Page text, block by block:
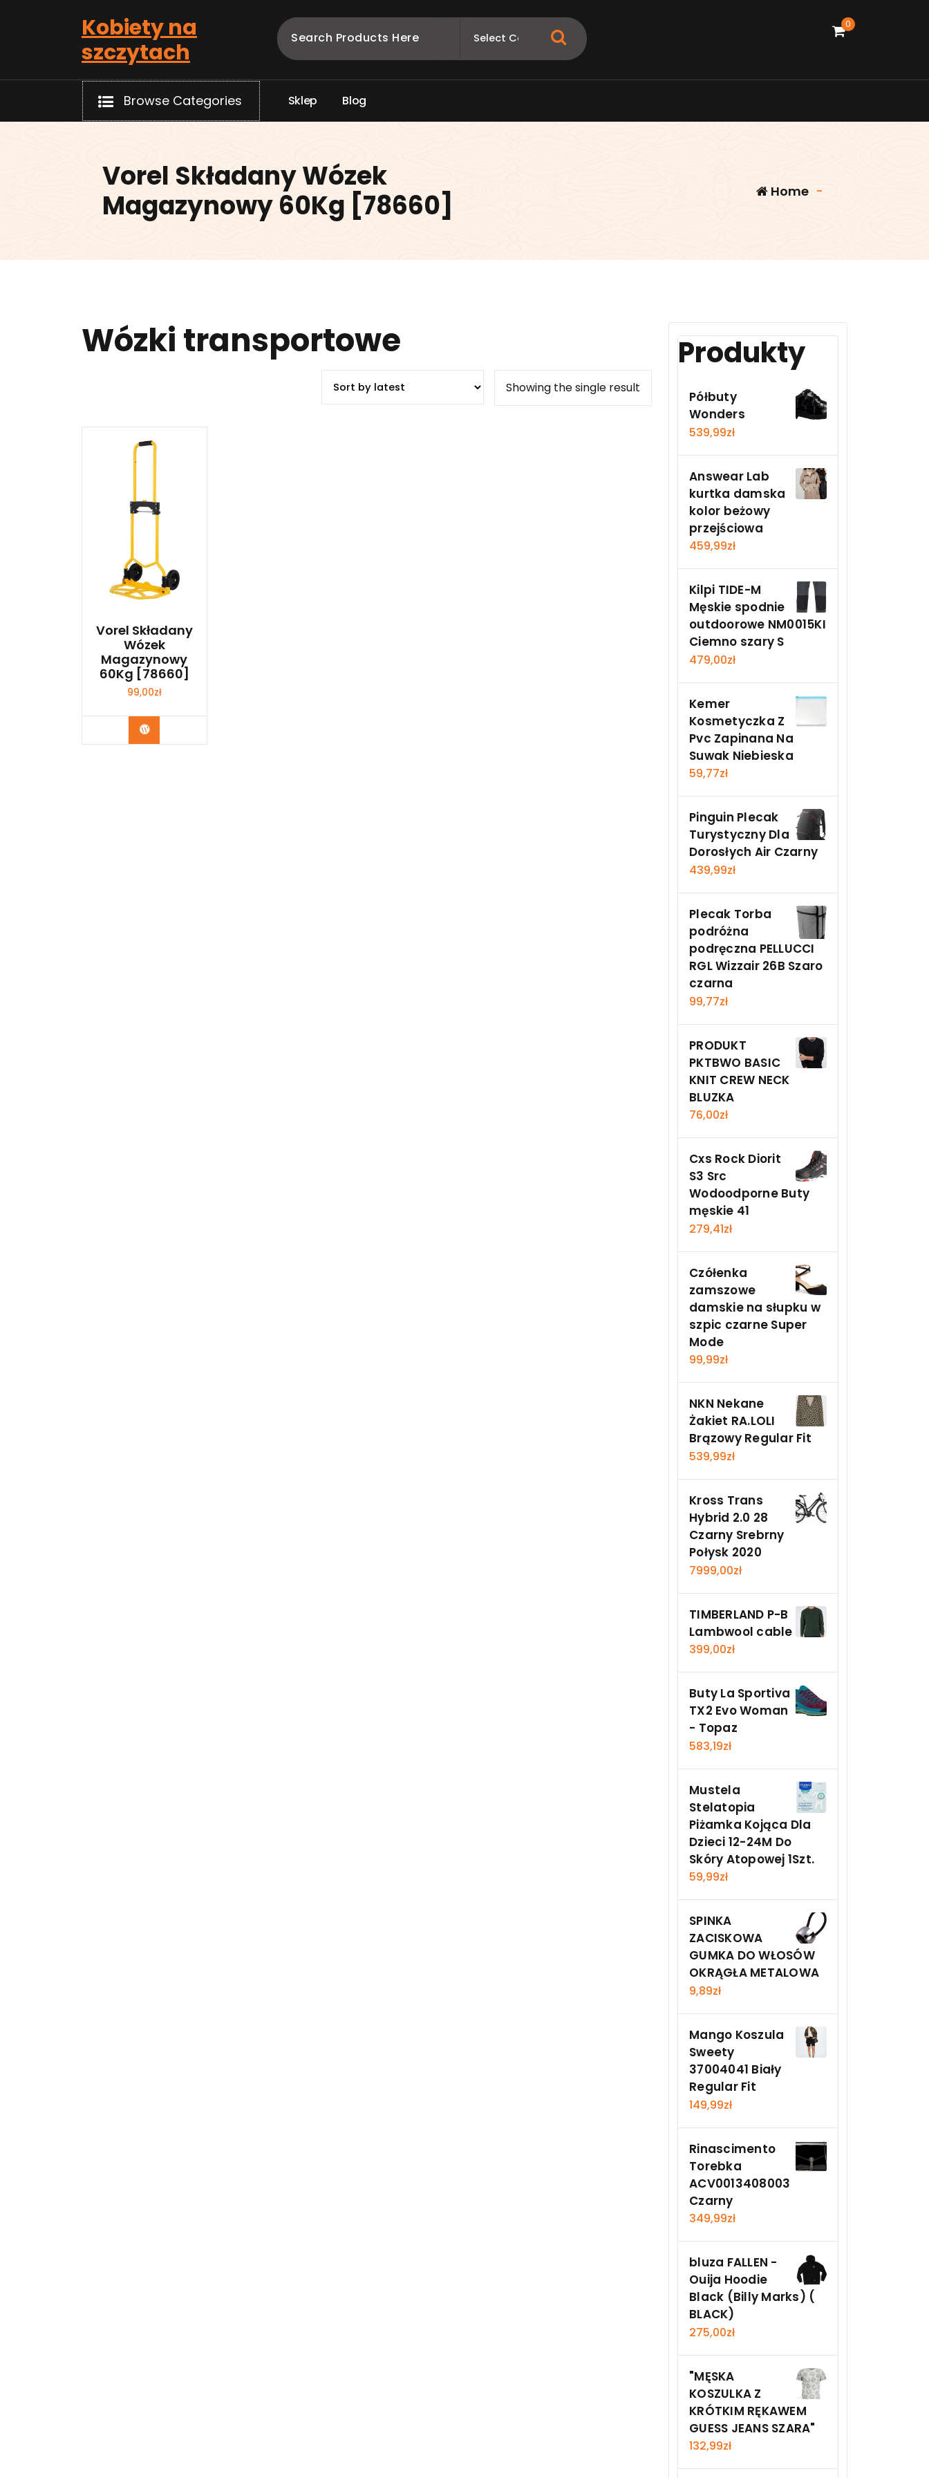
Kobiety na
szczytach
0
Browse Categories Sklep Blog
Vorel Składany Wózek
Magazynowy 60Kg [78660]
Home -
Wózki transportowe
Showing the single result
Vorel Składany
Wózek
Magazynowy
60Kg [78660]
99,00zł
Kup Teraz
Produkty
Półbuty
Wonders
539,99zł
Answear Lab
kurtka damska
kolor beżowy
przejściowa
459,99zł
Kilpi TIDE-M
Męskie spodnie
outdoorowe NM0015KI
Ciemno szary S
479,00zł
Kemer
Kosmetyczka Z
Pvc Zapinana Na
Suwak Niebieska
59,77zł
Pinguin Plecak
Turystyczny Dla
Dorosłych Air Czarny
439,99zł
Plecak Torba
podróżna
podręczna PELLUCCI
RGL Wizzair 26B Szaro
czarna
99,77zł
PRODUKT
PKTBWO BASIC
KNIT CREW NECK
BLUZKA
76,00zł
Cxs Rock Diorit
S3 Src
Wodoodporne Buty
męskie 41
279,41zł
Czółenka
zamszowe
damskie na słupku w
szpic czarne Super
Mode
99,99zł
NKN Nekane
Żakiet RA.LOLI
Brązowy Regular Fit
539,99zł
Kross Trans
Hybrid 2.0 28
Czarny Srebrny
Połysk 2020
7999,00zł
TIMBERLAND P-B
Lambwool cable
399,00zł
Buty La Sportiva
TX2 Evo Woman
- Topaz
583,19zł
Mustela
Stelatopia
Piżamka Kojąca Dla
Dzieci 12-24M Do
Skóry Atopowej 1Szt.
59,99zł
SPINKA
ZACISKOWA
GUMKA DO WŁOSÓW
OKRĄGŁA METALOWA
9,89zł
Mango Koszula
Sweety
37004041 Biały
Regular Fit
149,99zł
Rinascimento
Torebka
ACV0013408003
Czarny
349,99zł
bluza FALLEN -
Ouija Hoodie
Black (Billy Marks) (
BLACK)
275,00zł
"MĘSKA
KOSZULKA Z
KRÓTKIM RĘKAWEM
GUESS JEANS SZARA"
132,99zł